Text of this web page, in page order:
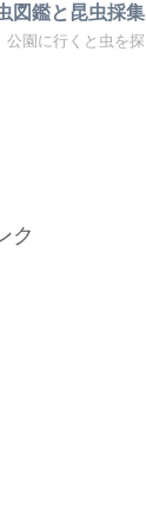
鑑と昆虫採
園に行くと虫を
ク